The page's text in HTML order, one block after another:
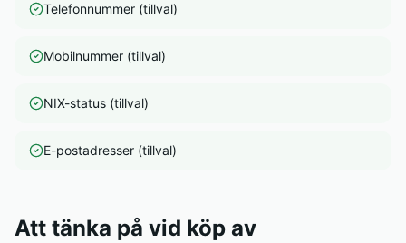
Telefonnummer (tillval)
Mobilnummer (tillval)
NIX-status (tillval)
E-postadresser (tillval)
Att tänka på vid köp av